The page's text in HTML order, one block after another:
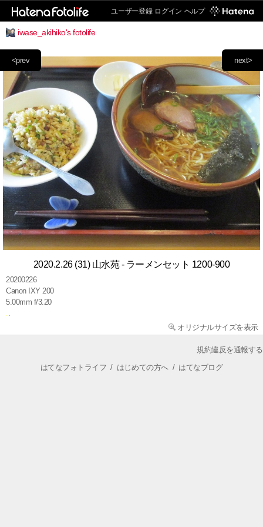
ユーザー登録 ログイン ヘルプ
iwase_akihiko's fotolife
next>
<prev
2020.2.26 (31) 山水苑 - ラーメンセット 1200-900
20200226
Canon IXY 200
5.00mm f/3.20
オリジナルサイズを表示
規約違反を通報する
はてなフォトライフ / はじめての方へ/ はてなブログ